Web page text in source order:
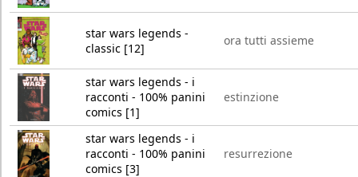
star wars legends -
classic [12]
ora tutti assieme
star wars legends - i
racconti - 100% panini
comics [1]
estinzione
star wars legends - i
racconti - 100% panini
comics [3]
resurrezione